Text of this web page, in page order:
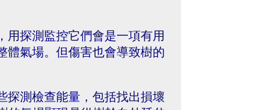
用探測監控它們會是一項有用
體氣場。但傷害也會導致樹的
探測檢查能量，包括找出損壞